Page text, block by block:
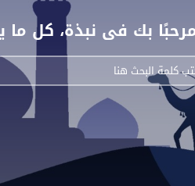
بك في نبذة، كل ما